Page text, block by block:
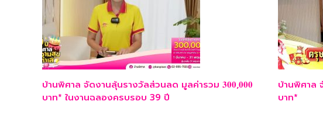
บ้านพิศาล จัดงานลุ้นรางวัลส่วนลด มูลค่ารวม 𝟑𝟎𝟎,𝟎𝟎𝟎
บาท* ในงานฉลองครบรอบ 39 ปี
บ้านพิศาล
บาท*